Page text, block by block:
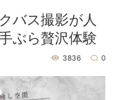
バス撮影が人
ぶら贅沢体験
3836 0